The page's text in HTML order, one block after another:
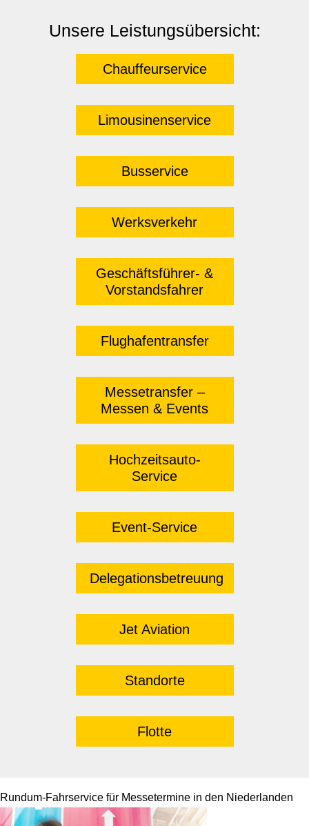
Unsere Leistungsübersicht:
Chauffeurservice
Limousinenservice
Busservice
Werksverkehr
Geschäftsführer- &
Vorstandsfahrer
Flughafentransfer
Messetransfer –
Messen & Events
Hochzeitsauto-
Service
Event-Service
Delegationsbetreuung
Jet Aviation
Standorte
Flotte
Rundum-Fahrservice für Messetermine in den Niederlanden